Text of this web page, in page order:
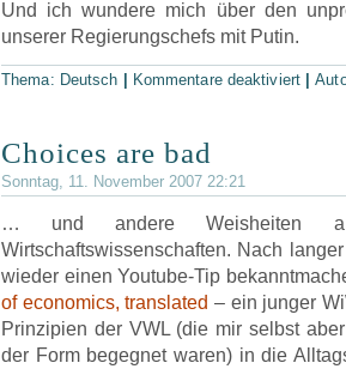
Und ich wundere mich über den
unserer Regierungschefs mit Putin.
Thema: Deutsch Kommentare deaktiviert|
Choices are bad
Sonntag, 11. November 2007 22:21
… und andere Weisheiten
Wirtschaftswissenschaften. Nach
wieder einen Youtube-Tip
of economics, translated – ein junger
Prinzipien der VWL (die mir selbst
der Form begegnet waren) in die